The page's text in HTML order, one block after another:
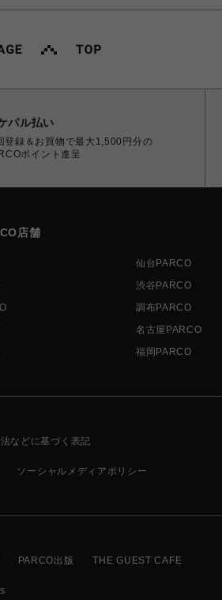
パル払い
登録＆お買物で最大1,500円分の
ポイント進呈
店舗
仙台PARCO
渋谷PARCO
調布PARCO
名古屋PARCO
福岡PARCO
などに基づく表記
ソーシャルメディアポリシー
PARCO出版 THE GUEST CAFE